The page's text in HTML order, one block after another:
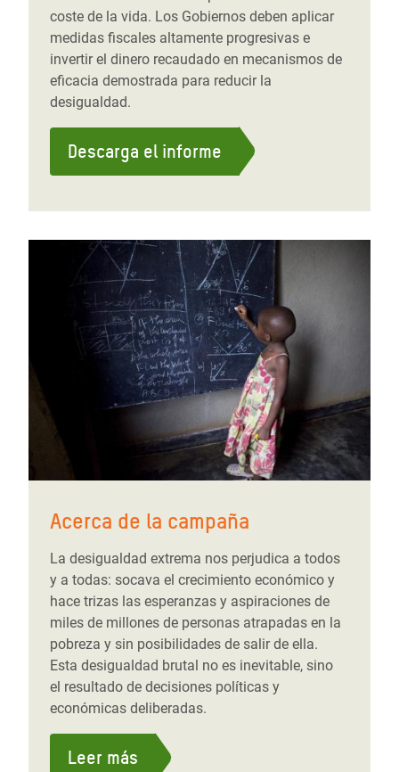
coste de la vida. Los Gobiernos deben aplicar
medidas fiscales altamente progresivas e
invertir el dinero recaudado en mecanismos de
eficacia demostrada para reducir la
desigualdad.
Descarga el informe
Acerca de la campaña
La desigualdad extrema nos perjudica a todos
y a todas: socava el crecimiento económico y
hace trizas las esperanzas y aspiraciones de
miles de millones de personas atrapadas en la
pobreza y sin posibilidades de salir de ella.
Esta desigualdad brutal no es inevitable, sino
el resultado de decisiones políticas y
económicas deliberadas.
Leer más